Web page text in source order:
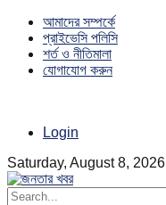
আমাদের সম্পর্কে
প্রাইভেসি পলিসি
শর্ত ও নীতিমালা
যোগাযোগ করুন
Login
Saturday, August 8, 2026